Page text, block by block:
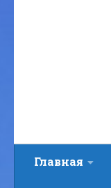
Главная